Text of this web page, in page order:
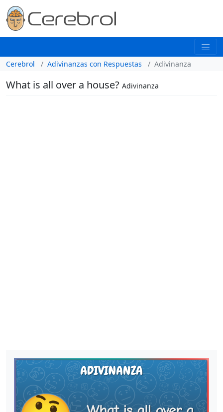
Cerebrol Adivinanzas con Respuestas Adivinanza
What is all over a house? Adivinanza